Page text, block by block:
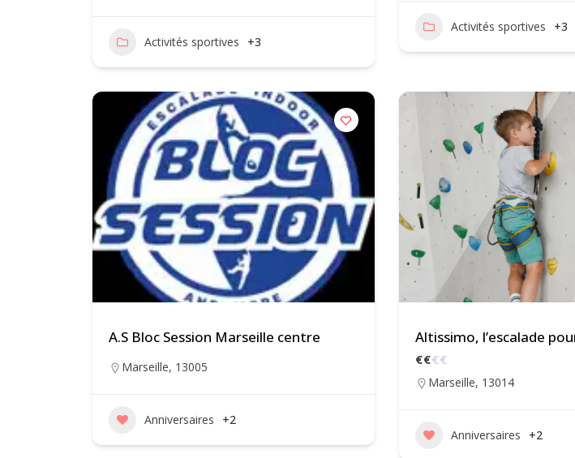
Activités sportives +3
Activités sportives +3
A.S Bloc Session Marseille centre
Marseille, 13005
Anniversaires +2
Altissimo, l’escalade
€€€€
Marseille, 13014
Anniversaires +2